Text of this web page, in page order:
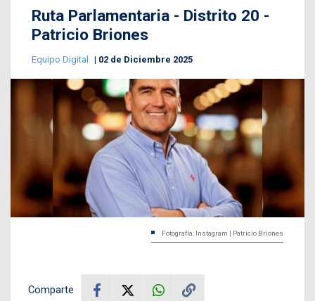
Ruta Parlamentaria - Distrito 20 -
Patricio Briones
Equipo Digital 02 de Diciembre 2025
Fotografía: Instagram | Patricio Briones
Comparte